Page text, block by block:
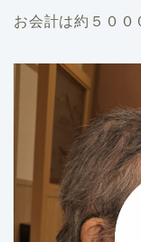
お会計は約５００